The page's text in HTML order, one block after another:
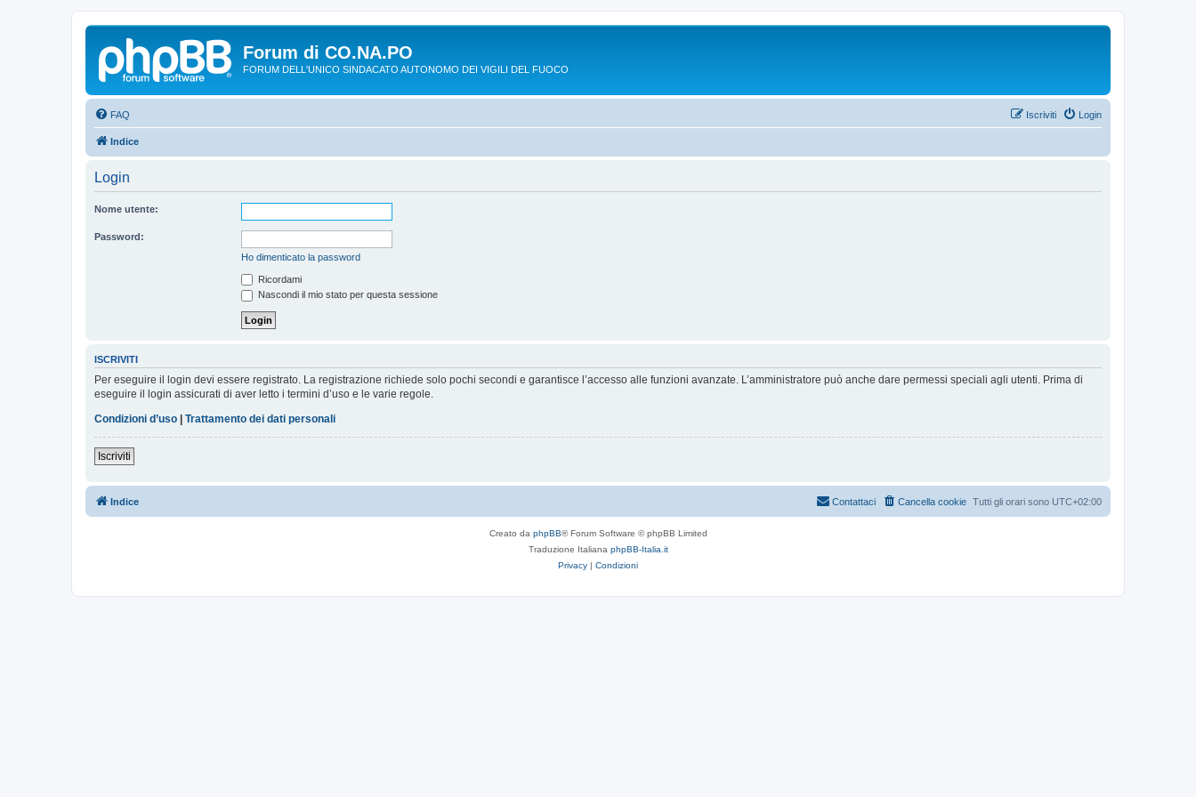
Forum di CO.NA.PO
FORUM DELL'UNICO SINDACATO AUTONOMO DEI VIGILI DEL FUOCO
FAQ Login
Iscriviti
Indice
Login
Nome utente:
Password:
Ho dimenticato la password
Ricordami
Nascondi il mio stato per questa sessione
ISCRIVITI
Per eseguire il login devi essere registrato. La registrazione richiede solo pochi secondi e garantisce l’accesso alle funzioni avanzate. L’amministratore può anche dare permessi speciali agli utenti. Prima di
eseguire il login assicurati di aver letto i termini d’uso e le varie regole.
Condizioni d’uso
Trattamento dei dati personali
Iscriviti
Indice Tutti gli orari sono UTC+02:00
Cancella cookie
Contattaci
Creato da phpBB® Forum Software © phpBB Limited
Traduzione Italiana phpBB-Italia.it
Privacy | Condizioni